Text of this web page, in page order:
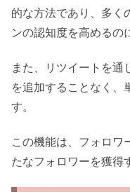
的な方法であり、多く
ンの認知度を高めるの
また、リツイートを通
を追加することなく、
す。
この機能は、フォロワ
たなフォロワーを獲得